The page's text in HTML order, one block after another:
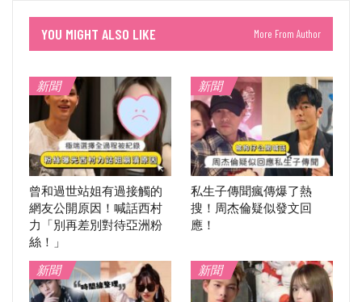
YOU MIGHT ALSO LIKE More From Author
新聞
曾和過世站姐有過接觸的
網友公開原因！喊話西村
力「別再差別對待亞洲粉
絲！」
新聞
私生子傳聞瘋傳爆了熱
搜！周杰倫疑似發文回
應！
新聞 新聞